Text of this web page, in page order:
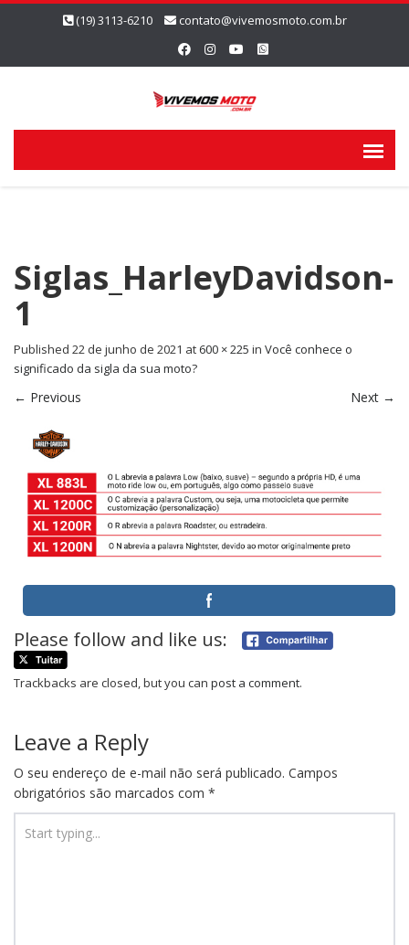
(19) 3113-6210 contato@vivemosmoto.com.br
Siglas_HarleyDavidson-
1
Published 22 de junho de 2021 at 600 × 225 in Você conhece o
significado da sigla da sua moto?
← Previous Next →
Please follow and like us:
Trackbacks are closed, but you can post a comment.
Leave a Reply
O seu endereço de e-mail não será publicado. Campos
obrigatórios são marcados com *